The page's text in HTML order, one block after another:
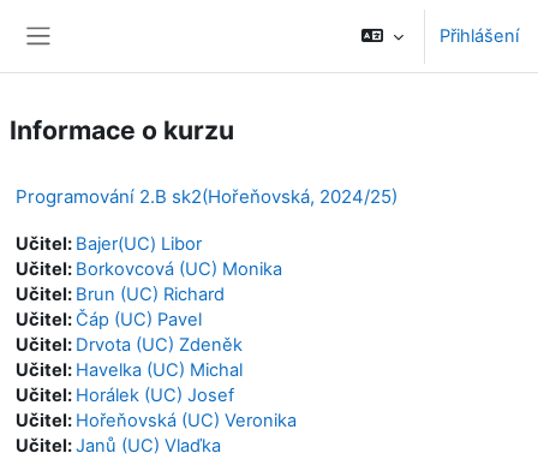
Přihlášení
Informace o kurzu
Programování 2.B sk2(Hořeňovská, 2024/25)
Učitel: Bajer(UC) Libor
Učitel: Borkovcová (UC) Monika
Učitel: Brun (UC) Richard
Učitel:Čáp (UC) Pavel
Učitel: Drvota (UC) Zdeněk
Učitel: Havelka (UC) Michal
Učitel: Horálek (UC) Josef
Učitel: Hořeňovská (UC) Veronika
Učitel:Janů (UC) Vlaďka